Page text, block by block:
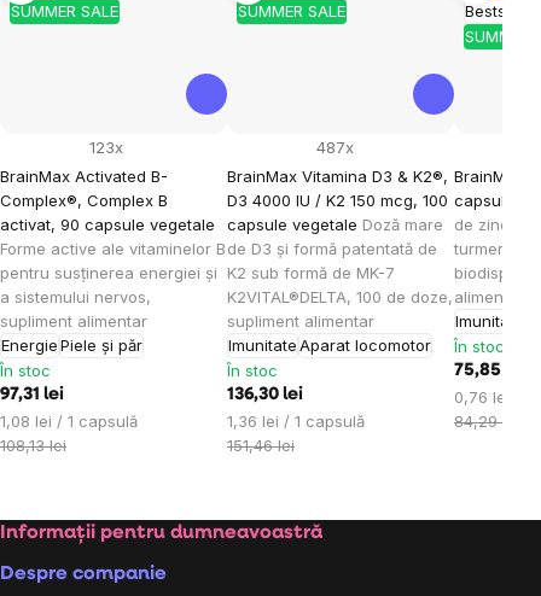
SUMMER SALE
BrainMax Activated B-
Complex®, Complex B
activat, 90 capsule vegetale
Forme active ale vitaminelor B
pentru susținerea energiei și
a sistemului nervos,
supliment alimentar
EnergiePiele și păr
123x
În stoc
97,31 lei
Evaluare
preţ:
1,08 lei / 1 capsulă
108,13 lei
SUMMER SALE
BrainMax Vitamina D3 & K2®,
D3 4000 IU / K2 150 mcg, 100
capsule vegetale Doză mare
de D3 și formă patentată de
K2 sub formă de MK-7
K2VITAL®DELTA, 100 de doze,
supliment alimentar
ImunitateAparat locomotor
487x
În stoc
136,30 lei
Evaluare
preţ:
1,36 lei / 1 capsulă
151,46 lei
Bestseller
SUMMER
BrainMax
capsule
de zinc,
turmeric
alimentar
Imunitate
În stoc
75,85 lei
Evaluare
preţ:
0,76 lei / 1
84,29 lei
Subsol
Informații pentru dumneavoastră
Despre companie